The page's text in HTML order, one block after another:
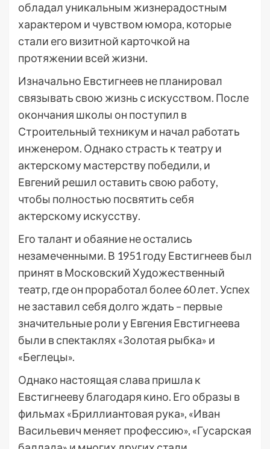
обладал уникальным жизнерадостным
характером и чувством юмора, которые
стали его визитной карточкой на
протяжении всей жизни.
Изначально Евстигнеев не планировал
связывать свою жизнь с искусством. После
окончания школы он поступил в
Строительный техникум и начал работать
инженером. Однако страсть к театру и
актерскому мастерству победили, и
Евгений решил оставить свою работу,
чтобы полностью посвятить себя
актерскому искусству.
Его талант и обаяние не остались
незамеченными. В 1951 году Евстигнеев был
принят в Московский Художественный
театр, где он проработал более 60 лет. Успех
не заставил себя долго ждать – первые
значительные роли у Евгения Евстигнеева
были в спектаклях «Золотая рыбка» и
«Беглецы».
Однако настоящая слава пришла к
Евстигнееву благодаря кино. Его образы в
фильмах «Бриллиантовая рука», «Иван
Васильевич меняет профессию», «Гусарская